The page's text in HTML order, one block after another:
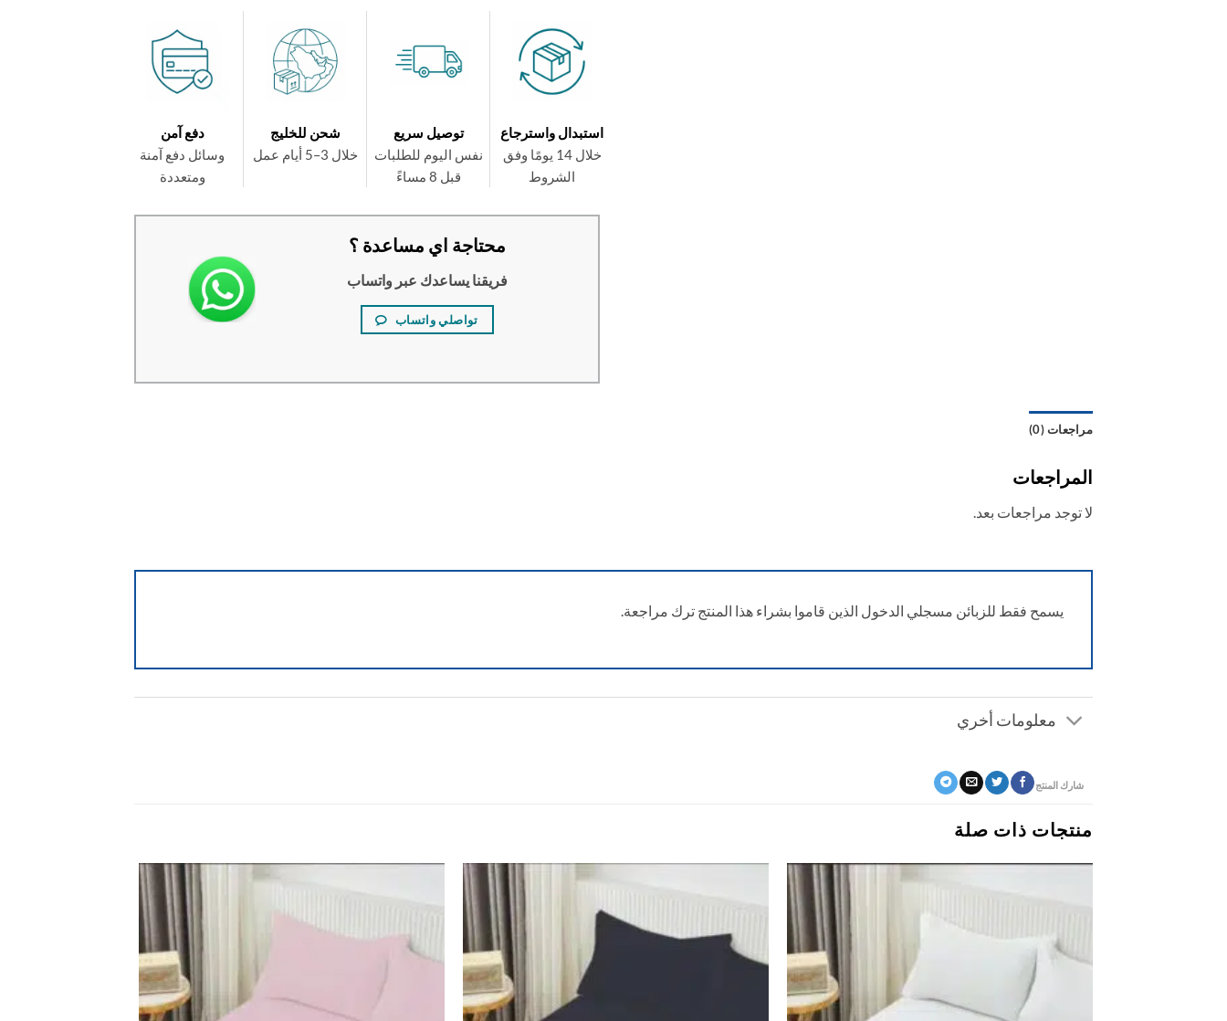
استبدال واسترجاع
خلال 14 يومًا وفق
الشروط
توصيل سريع
نفس اليوم للطلبات
قبل 8 مساءً
شحن للخليج
خلال 3–5 أيام عمل
دفع آمن
وسائل دفع آمنة
ومتعددة
محتاجة اي مساعدة ؟
فريقنا يساعدك عبر واتساب
تواصلي واتساب
مراجعات (0)
المراجعات
لا توجد مراجعات بعد.
يسمح فقط للزبائن مسجلي الدخول الذين قاموا بشراء هذا المنتج ترك مراجعة.
معلومات أخري
شارك المنتج
منتجات ذات صلة
المفضلة
اضف
المفضلة
المفضلة